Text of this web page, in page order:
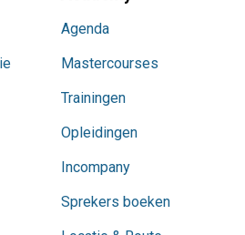
Agenda
Mastercourses
Trainingen
Opleidingen
Incompany
Sprekers boeken